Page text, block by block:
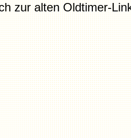
zur alten Oldtimer-